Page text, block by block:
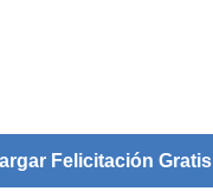
Felicitación Gratis